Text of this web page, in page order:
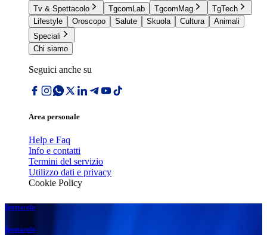
Tv & Spettacolo
TgcomLab TgcomMag
TgTech
Lifestyle
Oroscopo Salute Skuola Cultura
Animali
Speciali
Chi siamo
Seguici anche su
Area personale
Help e Faq
Info e contatti
Termini del servizio
Utilizzo dati e privacy
Cookie Policy
Spettacolo
Spettacolo